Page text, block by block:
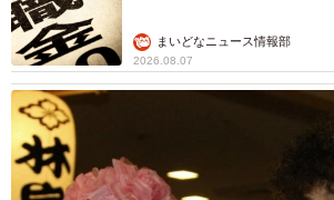
まいどなニュース情報部
2026.08.07